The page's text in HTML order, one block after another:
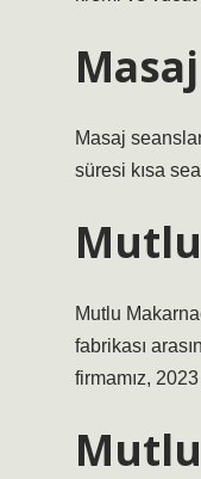
Masaj
süresi kısa
Mutlu
fabrikası
firmamız,